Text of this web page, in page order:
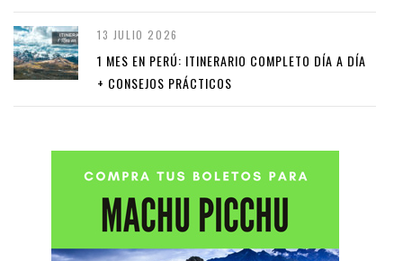
13 JULIO 2026
1 MES EN PERÚ: ITINERARIO COMPLETO DÍA A DÍA
+ CONSEJOS PRÁCTICOS